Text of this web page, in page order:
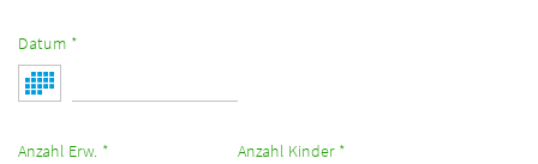
Datum *
Anzahl Erw. * Anzahl Kinder *